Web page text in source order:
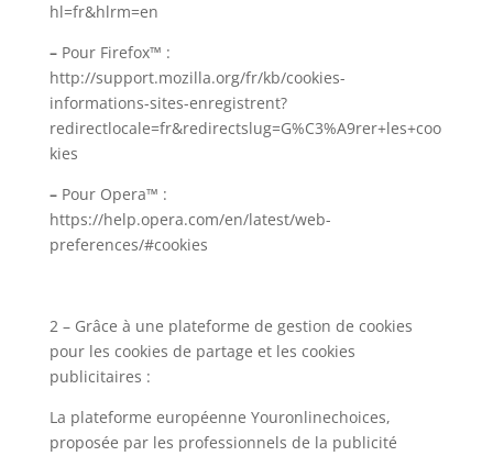
hl=fr&hlrm=en
– Pour Firefox™ :
http://support.mozilla.org/fr/kb/cookies-
informations-sites-enregistrent?
redirectlocale=fr&redirectslug=G%C3%A9rer+les+coo
kies
– Pour Opera™ :
https://help.opera.com/en/latest/web-
preferences/#cookies
2 – Grâce à une plateforme de gestion de cookies
pour les cookies de partage et les cookies
publicitaires :
La plateforme européenne Youronlinechoices,
proposée par les professionnels de la publicité